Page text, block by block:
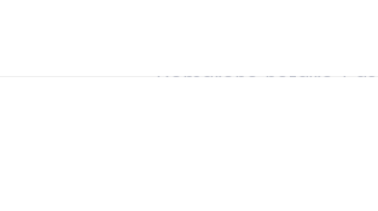
Démarche notaire /